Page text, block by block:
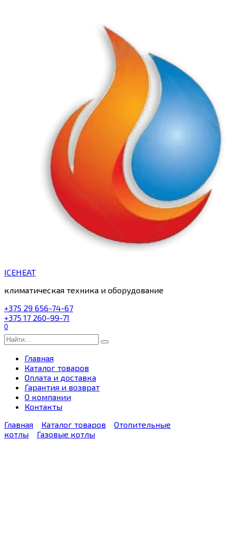
ICEHEAT
климатическая техника и оборудование
+375 29 656-74-67
+375 17 260-99-71
0
Search
for:
Главная
Каталог товаров
Оплата и доставка
Гарантия и возврат
О компании
Контакты
Главная
Каталог товаров
Отопительные
котлы
Газовые котлы